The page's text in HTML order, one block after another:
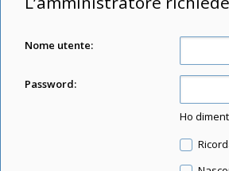
Nome utente:
Password:
Ho